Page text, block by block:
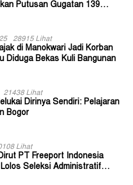
Putusan Gugatan 139
28915 Lihat
di Manokwari Jadi Korban
Diduga Bekas Kuli Bangunan
21438 Lihat
Dirinya Sendiri: Pelajaran
Bogor
Lihat
PT Freeport Indonesia
Seleksi Administratif